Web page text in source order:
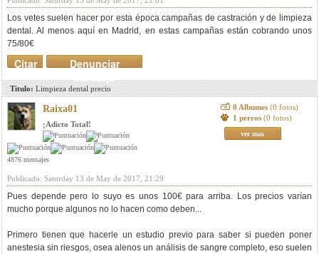
Los vetes suelen hacer por esta época campañas de castración y de limpieza
dental. Al menos aquí en Madrid, en estas campañas están cobrando unos
75/80€
Denunciar
mensaje
Citar
Titulo: Limpieza dental precio
Raixa01
¡Adicto Total!
4876 mensajes
0 Albumes (0 fotos)
1 perros (0 fotos)
ver mas
Publicado: Saturday 13 de May de 2017, 21:29
Pues depende pero lo suyo es unos 100€ para arriba. Los precios varían
mucho porque algunos no lo hacen como deben...
Primero tienen que hacerle un estudio previo para saber si pueden poner
anestesia sin riesgos, osea alenos un análisis de sangre completo, eso suelen